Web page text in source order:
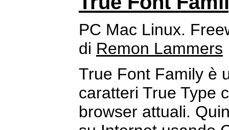
PC Mac Linux.
di Remon Lammers
True Font Family è
caratteri True Type
browser attuali.